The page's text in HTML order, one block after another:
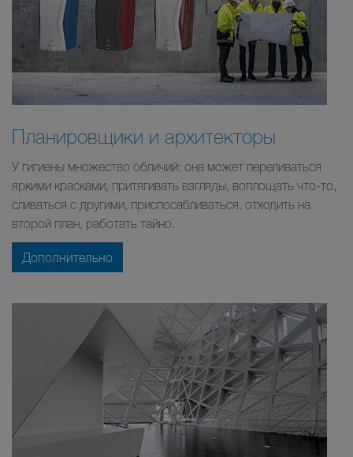
Планировщики и архитекторы
У гигиены множество обличий: она может переливаться
яркими красками, притягивать взгляды, воплощать что-то,
сливаться с другими, приспосабливаться, отходить на
второй план, работать тайно.
Дополнительно